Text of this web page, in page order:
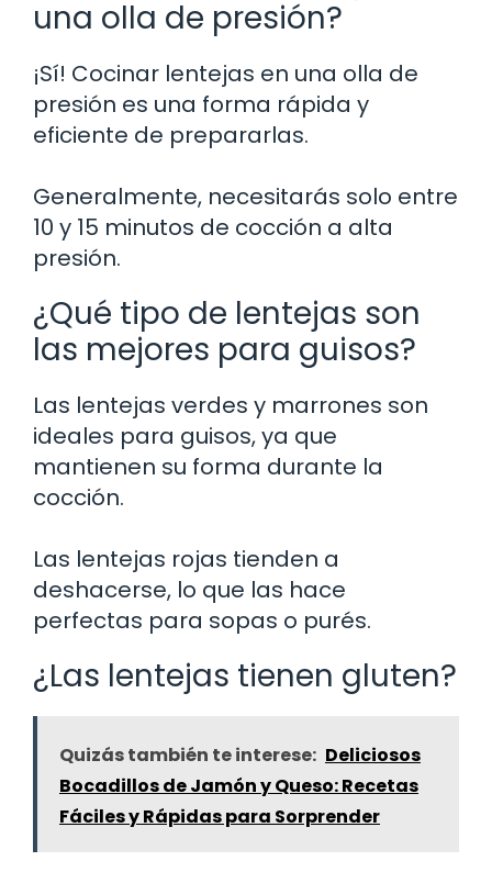
una olla de presión?
¡Sí! Cocinar lentejas en una olla de
presión es una forma rápida y
eficiente de prepararlas.
Generalmente, necesitarás solo entre
10 y 15 minutos de cocción a alta
presión.
¿Qué tipo de lentejas son
las mejores para guisos?
Las lentejas verdes y marrones son
ideales para guisos, ya que
mantienen su forma durante la
cocción.
Las lentejas rojas tienden a
deshacerse, lo que las hace
perfectas para sopas o purés.
¿Las lentejas tienen gluten?
Quizás también te interese: Deliciosos
Bocadillos de Jamón y Queso: Recetas
Fáciles y Rápidas para Sorprender